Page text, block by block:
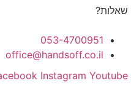
דלג
שאלות?
053-4700951
office@handsoff.co.il
Instagram Youtube